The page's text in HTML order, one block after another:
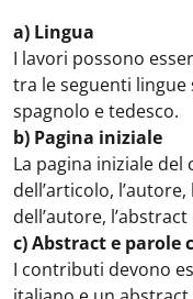
a) Lingua
I lavori possono
tra le seguenti lingue
spagnolo e tedesco.
b) Pagina iniziale
La pagina iniziale
dell’articolo,
dell’autore,
c) Abstract e parole
I contributi devono